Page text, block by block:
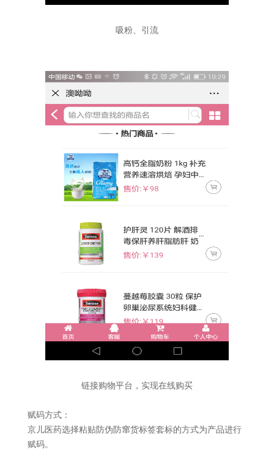
吸粉、引流
链接购物平台，实现在线购买
赋码方式：
京儿医药选择粘贴防伪防窜货标签套标的方式为产品进行
赋码。